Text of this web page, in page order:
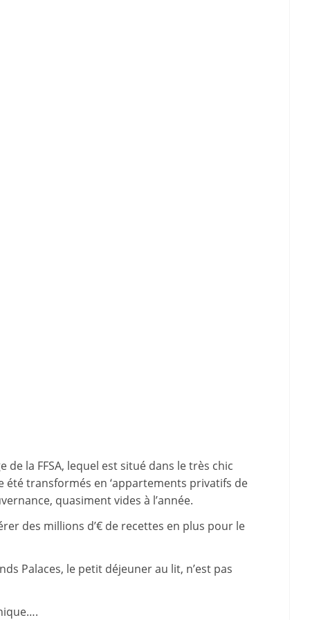
la FFSA, lequel est situé dans le très chic
transformés en ‘appartements privatifs de
quasiment vides à l’année.
des millions d’€ de recettes en plus pour le
Palaces, le petit déjeuner au lit, n’est pas